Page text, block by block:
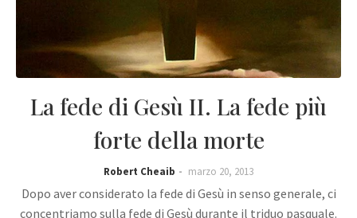
La fede di Gesù II. La fede più
forte della morte
Robert Cheaib marzo 20, 2013
Dopo aver considerato la fede di Gesù in senso generale, ci
concentriamo sulla fede di Gesù durante il triduo pasquale.